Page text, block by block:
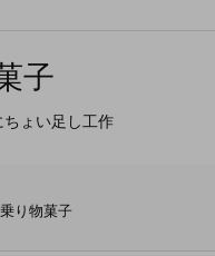
子
ょい足し工作
乗り物菓子